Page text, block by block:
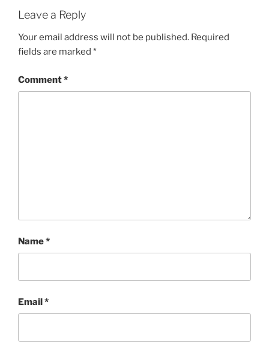
Leave a Reply
Your email address will not be published. Required
fields are marked *
Comment*
Name*
Email*